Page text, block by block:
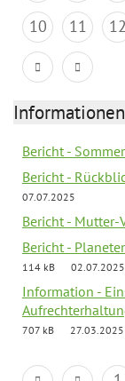
10
11 12
Bericht -
Bericht -
07.07.2025
Bericht - Mutter-
Bericht -
114 kB
02.07.2025
Information -
707 kB
27.03.2025